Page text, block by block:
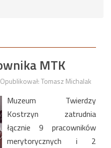
MTK
Opublikował: Tomasz Michalak
Muzeum Twierdzy
Kostrzyn zatrudnia
łącznie 9 pracowników
merytorycznych i 2